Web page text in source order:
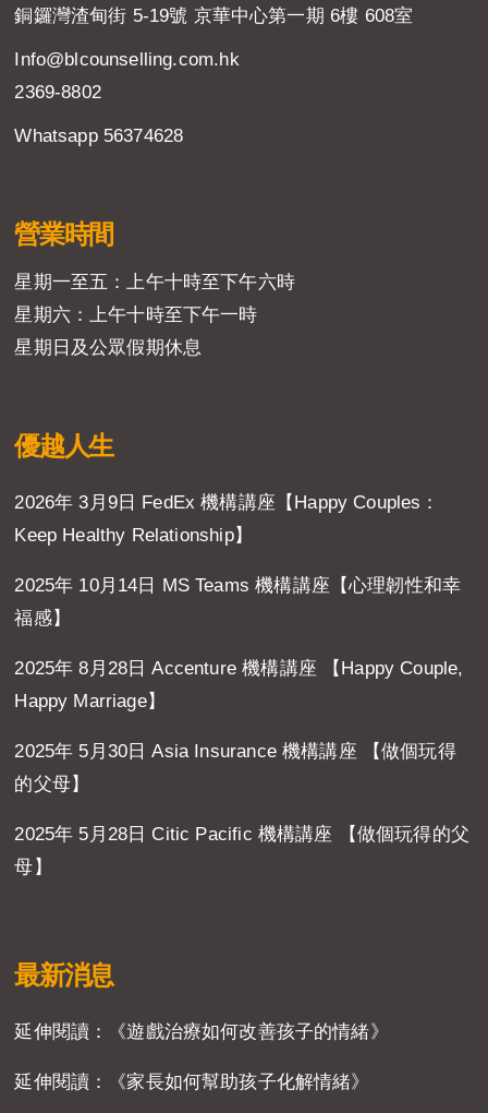
銅鑼灣渣甸街 5-19號 京華中心第一期 6樓 608室
Info@blcounselling.com.hk
2369-8802
Whatsapp 56374628
營業時間
星期一至五：上午十時至下午六時
星期六：上午十時至下午一時
星期日及公眾假期休息
優越人生
2026年 3月9日 FedEx 機構講座【Happy Couples：
Keep Healthy Relationship】
2025年 10月14日 MS Teams 機構講座【心理韌性和幸
福感】
2025年 8月28日 Accenture 機構講座 【Happy Couple,
Happy Marriage】
2025年 5月30日 Asia Insurance 機構講座 【做個玩得
的父母】
2025年 5月28日 Citic Pacific 機構講座 【做個玩得的父
母】
最新消息
延伸閱讀：《遊戲治療如何改善孩子的情緒》
延伸閱讀：《家長如何幫助孩子化解情緒》